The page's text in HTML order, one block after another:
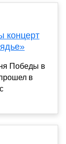
концерт
Победы в
в